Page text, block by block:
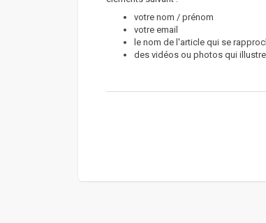
votre nom / prénom
votre email
le nom de l'article qui se
des vidéos ou photos qui